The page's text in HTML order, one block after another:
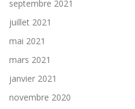
septembre 2021
juillet 2021
mai 2021
mars 2021
janvier 2021
novembre 2020